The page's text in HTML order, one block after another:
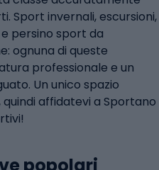
Sport invernali, escursioni,
persino sport da
ognuna di queste
professionale e un
Un unico spazio
affidatevi a Sportano
popolari